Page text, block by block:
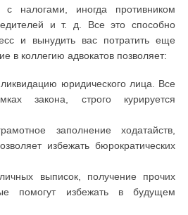
налогами, иногда противником
и т. д. Все это способно
и вынудить вас потратить еще
в коллегию адвокатов позволяет:
юридического лица. Все
закона, строго курируется
заполнение ходатайств,
избежать бюрократических
выписок, получение прочих
помогут избежать в будущем